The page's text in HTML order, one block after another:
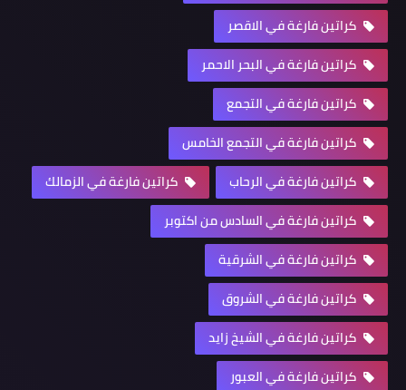
كراتين فارغة في الاقصر
كراتين فارغة في البحر الاحمر
كراتين فارغة في التجمع
كراتين فارغة في التجمع الخامس
كراتين فارغة في الرحاب
كراتين فارغة في الزمالك
كراتين فارغة في السادس من اكتوبر
كراتين فارغة في الشرقية
كراتين فارغة في الشروق
كراتين فارغة في الشيخ زايد
كراتين فارغة في العبور